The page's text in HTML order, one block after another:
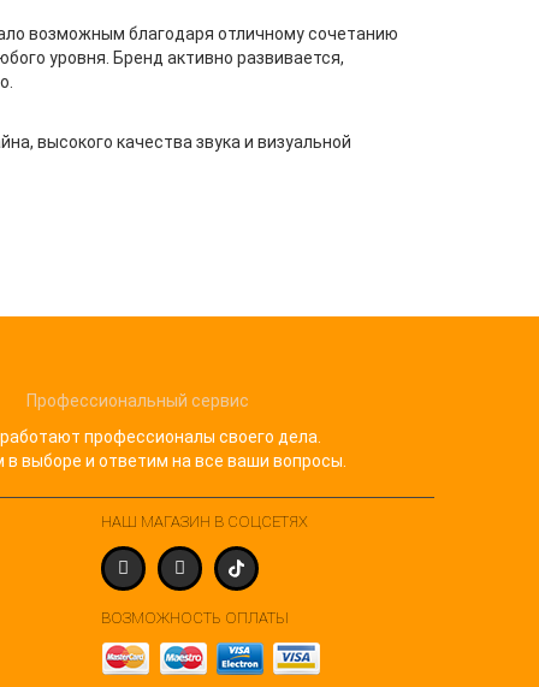
возможным благодаря отличному сочетанию
уровня. Бренд активно развивается,
высокого качества звука и визуальной
Профессиональный сервис
профессионалы своего дела.
выборе и ответим на все ваши вопросы.
НАШ МАГАЗИН В СОЦСЕТЯХ
ВОЗМОЖНОСТЬ ОПЛАТЫ